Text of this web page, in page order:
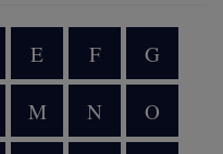
E F G
M N O